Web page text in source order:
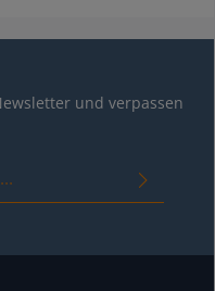
und verpassen